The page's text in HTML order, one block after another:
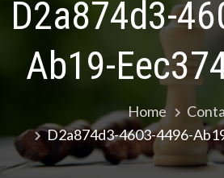
D2a874d3-
Ab19-
Home
D2a874d3-4603-4496-